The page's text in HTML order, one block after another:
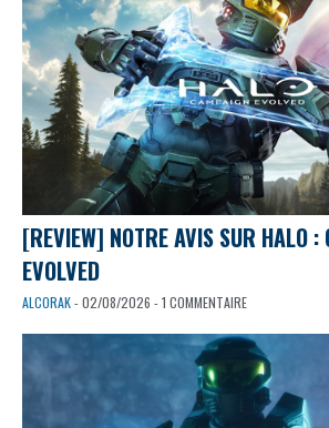
[REVIEW] NOTRE AVIS SUR HALO :
EVOLVED
ALCORAK- 02/08/2026 - 1 COMMENTAIRE